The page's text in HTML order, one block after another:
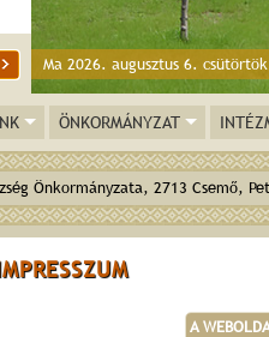
Ma 2026. augusztus 6.
ÖNKORMÁNYZAT
Önkormányzata, 2713
A